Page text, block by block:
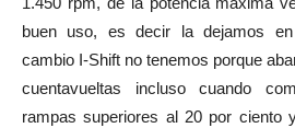
buen uso, es decir la dejamos
cambio I-Shift no tenemos porque
cuentavueltas incluso cuando
rampas superiores al 20 por ciento